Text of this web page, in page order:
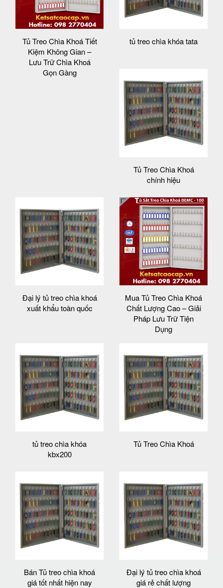
Tủ Treo Chìa Khoá Tiết
Kiệm Không Gian –
Lưu Trữ Chìa Khoá
Gọn Gàng
tủ treo chìa khóa tata
Tủ Treo Chìa Khoá
chính hiệu
Đại lý tủ treo chìa khoá
xuất khẩu toàn quốc
Mua Tủ Treo Chìa Khoá
Chất Lượng Cao – Giải
Pháp Lưu Trữ Tiện
Dụng
tủ treo chìa khóa
kbx200
Tủ Treo Chìa Khoá
Bán Tủ treo chìa khoá
giá tốt nhất hiện nay
Đại lý tủ treo chìa khoá
giá rẻ chất lượng